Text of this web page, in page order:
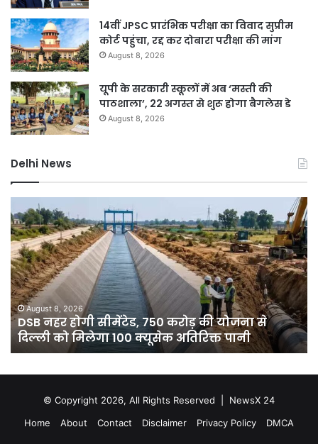
14वीं JPSC प्रारंभिक परीक्षा का विवाद सुप्रीम
कोर्ट पहुंचा, रद्द कर दोबारा परीक्षा की मांग
August 8, 2026
यूपी के सरकारी स्कूलों में अब ‘मस्ती की
पाठशाला’, 22 अगस्त से शुरू होगा बैगलेस डे
August 8, 2026
Delhi News
नहर
होगी
सीमेंटेड,
750
करोड़
की
योजना
से
दिल्ली
को
August 8, 2026
DSB नहर होगी सीमेंटेड, 750 करोड़ की योजना से
दिल्ली को मिलेगा 100 क्यूसेक अतिरिक्त पानी
में
ने
15
का
7
© Copyright 2026, All Rights Reserved | NewsX 24
Home
About Contact Disclaimer Privacy Policy DMCA